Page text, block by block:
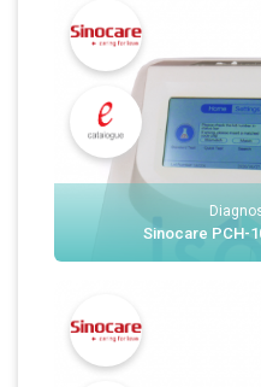
Sinocare PCH-